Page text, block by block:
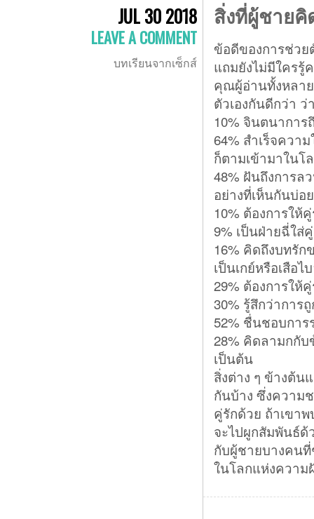
JUL 30 2018
LEAVE A COMMENT
บทเรียนจากเซ็กส์
สิ่งที่ผู้ชายคิ
ข้อดีของการช่วย
แถมยังไม่มีใคร
คุณผู้อ่านทั้งหลา
ตัวเองกันดีกว่า
10% จินตนาการ
64% สำเร็จควา
ก็ตามเข้ามาในโ
48% ฝันถึงการ
อย่างที่เห็นกันบ่อ
10% ต้องการให้
9% เป็นฝ่ายฉี่ใส่
16% คิดถึงบทรั
เป็นเกย์หรือเสือไ
29% ต้องการใ
30% รู้สึกว่าการ
52% ชื่นชอบกา
28% คิดลามกกับ
เป็นต้น
สิ่งต่าง ๆ ข้างต้น
กันบ้าง ซึ่งความ
คู่รักด้วย ถ้าเขา
จะไปผูกสัมพันธ์ด้
กับผู้ชายบางคนที่
ในโลกแห่งความ